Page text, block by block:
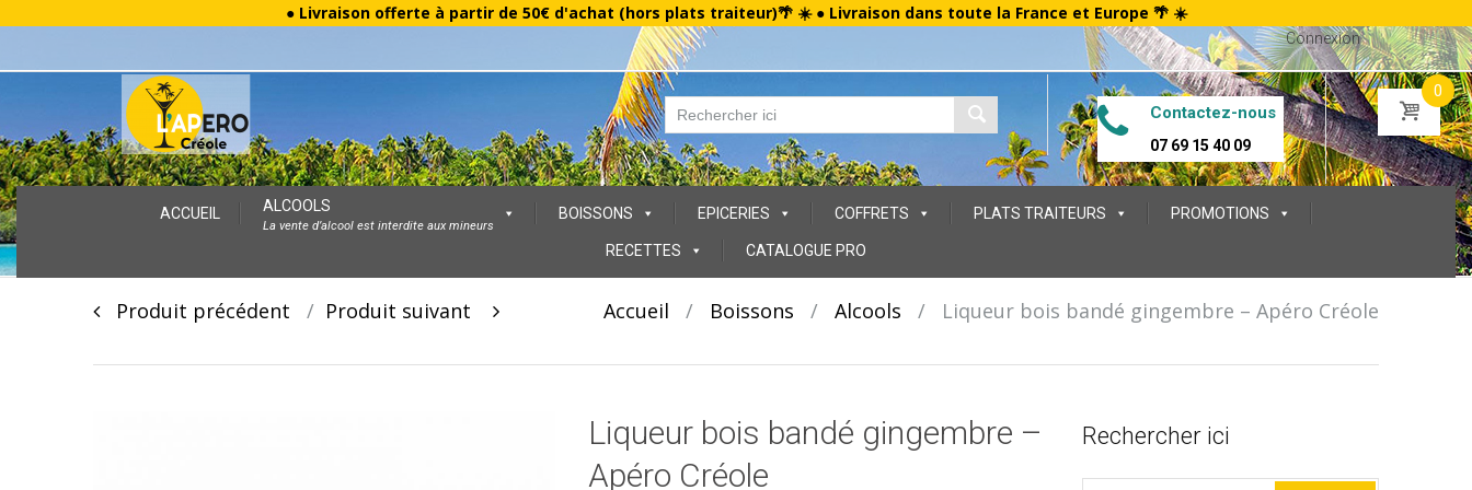
● Livraison offerte à partir de 50€ d'achat (hors plats traiteur)🌴 ☀️ ● Livraison dans toute la France et Europe 🌴 ☀️
Connexion
Contactez-nous
07 69 15 40 09
0
Skip
to
content
ACCUEIL ALCOOLS
La vente d’alcool est interdite aux mineurs
BOISSONS EPICERIES COFFRETS PLATS TRAITEURS PROMOTIONS
RECETTES CATALOGUE PRO
Post
Produit précédent Produit suivant Accueil / Boissons / Alcools / Liqueur bois bandé gingembre – Apéro Créole
Liqueur bois bandé gingembre –
Apéro Créole
Rechercher ici